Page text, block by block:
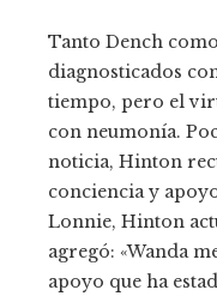
Tanto Dench
diagnosticados
tiempo, pero el
con neumonía.
noticia, Hinton
conciencia y
Lonnie, Hinton
agregó: «Wanda
apoyo que ha